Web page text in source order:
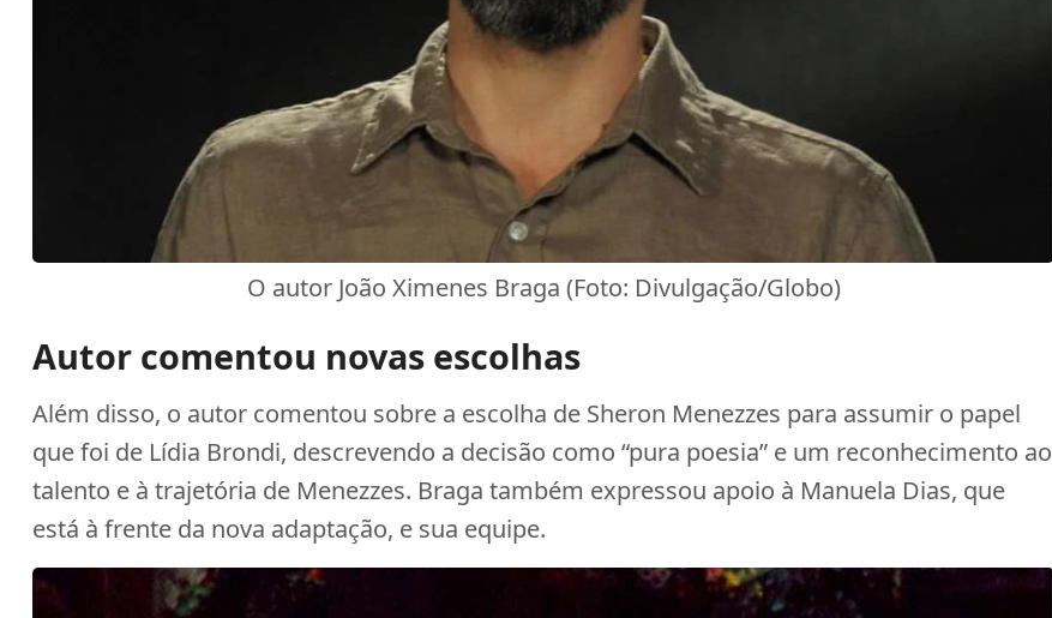
O autor João Ximenes Braga (Foto: Divulgação/Globo)
Autor comentou novas escolhas
Além disso, o autor comentou sobre a escolha de Sheron Menezzes para assumir o papel
que foi de Lídia Brondi, descrevendo a decisão como “pura poesia” e um reconhecimento ao
talento e à trajetória de Menezzes. Braga também expressou apoio à Manuela Dias, que
está à frente da nova adaptação, e sua equipe.